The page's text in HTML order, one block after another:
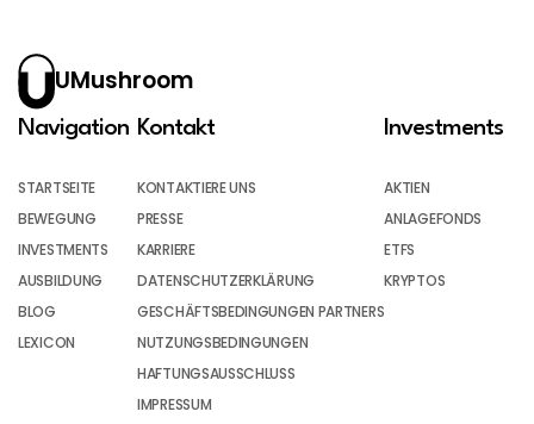
UMushroom
Navigation
STARTSEITE
BEWEGUNG
INVESTMENTS
AUSBILDUNG
BLOG
LEXICON
Kontakt
KONTAKTIERE UNS
PRESSE
KARRIERE
DATENSCHUTZERKLÄRUNG
GESCHÄFTSBEDINGUNGEN PARTNERS
NUTZUNGSBEDINGUNGEN
HAFTUNGSAUSSCHLUSS
IMPRESSUM
Investments
AKTIEN
ANLAGEFONDS
ETFS
KRYPTOS